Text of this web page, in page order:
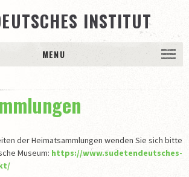
INSTITUT
MENU
Archiv / Sudetendeutsches
der Heimatsammlungen wenden Sie sich bitte
Museum: https://www.sudetendeutsches-